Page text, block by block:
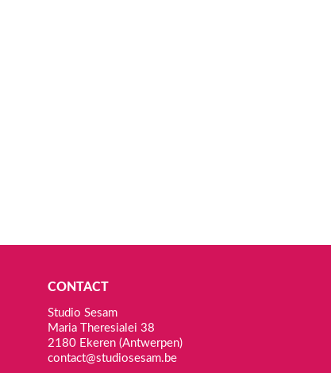
CONTACT
Studio Sesam
Maria Theresialei 38
2180 Ekeren (Antwerpen)
contact@studiosesam.be